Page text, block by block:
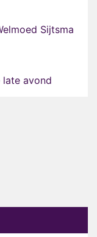
Sijtsma
late avond